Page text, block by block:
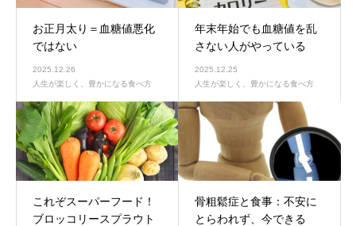
お正月太り＝血糖値悪化
ではない
2025.12.26
人生が楽しく、豊かになる食べ方
年末年始でも血糖値を乱
さない人がやっている
2025.12.25
人生が楽しく、豊かになる食べ方
これぞスーパーフード！
ブロッコリースプラウト
骨粗鬆症と食事：不安に
とらわれず、今できる